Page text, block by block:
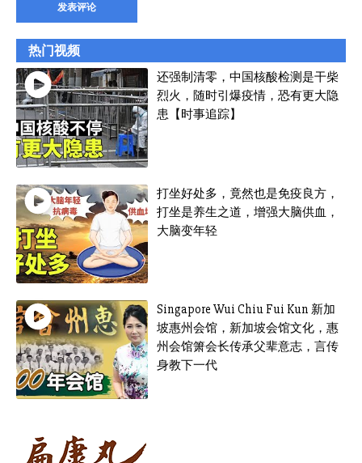
热门视频
还强制清零，中国核酸检测是干柴
烈火，随时引爆疫情，恐有更大隐
患【时事追踪】
打坐好处多，竟然也是免疫良方，
打坐是养生之道，增强大脑供血，
大脑变年轻
Singapore Wui Chiu Fui Kun 新加
坡惠州会馆，新加坡会馆文化，惠
州会馆箫会长传承父辈意志，言传
身教下一代